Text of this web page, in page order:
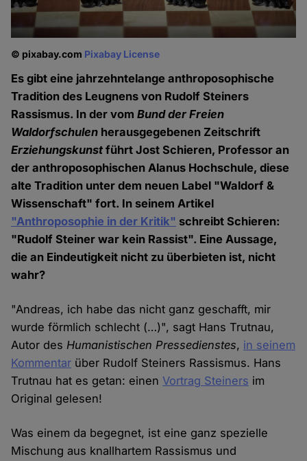
© pixabay.com Pixabay License
Es gibt eine jahrzehntelange anthroposophische
Tradition des Leugnens von Rudolf Steiners
Rassismus. In der vomBund der Freien
Waldorfschulen herausgegebenen Zeitschrift
Erziehungskunst führt Jost Schieren, Professor an
der anthroposophischen Alanus Hochschule, diese
alte Tradition unter dem neuen Label "Waldorf &
Wissenschaft" fort. In seinem Artikel
"Anthroposophie in der Kritik" schreibt Schieren:
"Rudolf Steiner war kein Rassist". Eine Aussage,
die an Eindeutigkeit nicht zu überbieten ist, nicht
wahr?
"Andreas, ich habe das nicht ganz geschafft, mir
wurde förmlich schlecht (…)", sagt Hans Trutnau,
Autor desHumanistischen Pressedienstes, in seinem
Kommentar über Rudolf Steiners Rassismus. Hans
Trutnau hat es getan: einenVortrag Steiners im
Original gelesen!
Was einem da begegnet, ist eine ganz spezielle
Mischung aus knallhartem Rassismus und